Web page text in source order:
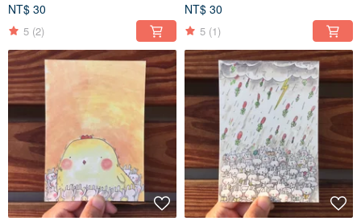
NT$ 30
5 (2)
NT$ 30
5 (1)